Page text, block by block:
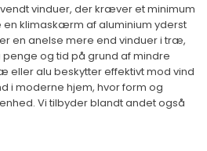
vinduer, der kræver et minimum
klimaskærm af aluminium yderst
en anelse mere end vinduer i træ,
og tid på grund af mindre
eller alu beskytter effektivt mod vind
i moderne hjem, hvor form og
Vi tilbyder blandt andet også